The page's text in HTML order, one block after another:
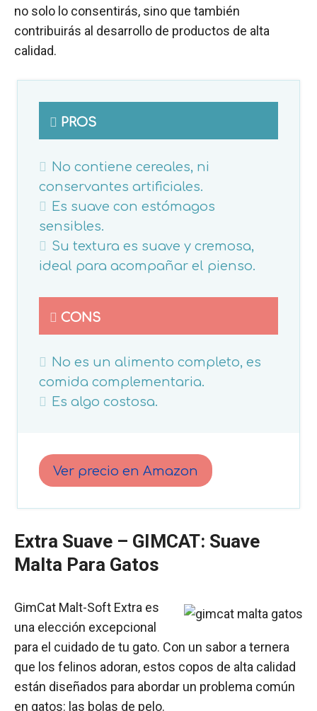
no solo lo consentirás, sino que también
contribuirás al desarrollo de productos de alta
calidad.
PROS
No contiene cereales, ni
conservantes artificiales.
Es suave con estómagos
sensibles.
Su textura es suave y cremosa,
ideal para acompañar el pienso.
CONS
No es un alimento completo, es
comida complementaria.
Es algo costosa.
Ver precio en Amazon
Extra Suave – GIMCAT: Suave
Malta Para Gatos
GimCat Malt-Soft Extra es
una elección excepcional
para el cuidado de tu gato. Con un sabor a ternera
que los felinos adoran, estos copos de alta calidad
están diseñados para abordar un problema común
en gatos: las bolas de pelo.